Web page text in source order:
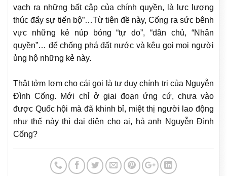
vạch ra những bất cập của chính quyền, là lực lượng
thúc đẩy sự tiến bộ”…Từ tiên đề này, Cống ra sức bênh
vực những kẻ núp bóng “tự do”, “dân chủ, “Nhân
quyền”… để chống phá đất nước và kêu gọi mọi người
ủng hộ những kẻ này.
Thật tởm lợm cho cái gọi là tư duy chính trị của Nguyễn
Đình Cống. Mới chỉ ở giai đoạn ứng cứ, chưa vào
được Quốc hội mà đã khinh bỉ, miệt thị người lao động
như thế này thì đại diện cho ai, hả anh Nguyễn Đình
Cống?